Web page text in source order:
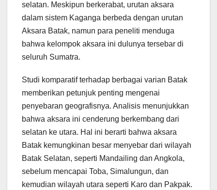
selatan. Meskipun berkerabat, urutan aksara
dalam sistem Kaganga berbeda dengan urutan
Aksara Batak, namun para peneliti menduga
bahwa kelompok aksara ini dulunya tersebar di
seluruh Sumatra.
Studi komparatif terhadap berbagai varian Batak
memberikan petunjuk penting mengenai
penyebaran geografisnya. Analisis menunjukkan
bahwa aksara ini cenderung berkembang dari
selatan ke utara. Hal ini berarti bahwa aksara
Batak kemungkinan besar menyebar dari wilayah
Batak Selatan, seperti Mandailing dan Angkola,
sebelum mencapai Toba, Simalungun, dan
kemudian wilayah utara seperti Karo dan Pakpak.